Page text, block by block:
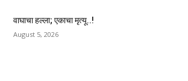
वाघाचा हल्ला; एकाचा मृत्यू..!
August 5, 2026